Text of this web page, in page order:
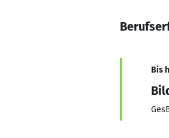
Bis